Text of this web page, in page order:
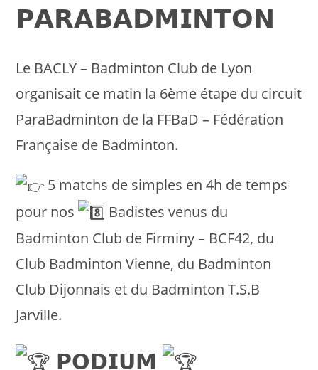
𝗣𝗔𝗥𝗔𝗕𝗔𝗗𝗠𝗜𝗡𝗧𝗢𝗡
Le BACLY – Badminton Club de Lyon
organisait ce matin la 6ème étape du circuit
ParaBadminton de la FFBaD – Fédération
Française de Badminton.
5 matchs de simples en 4h de temps
pour nos
Badistes venus du
Badminton Club de Firminy – BCF42, du
Club Badminton Vienne, du Badminton
Club Dijonnais et du Badminton T.S.B
Jarville.
𝗣𝗢𝗗𝗜𝗨𝗠